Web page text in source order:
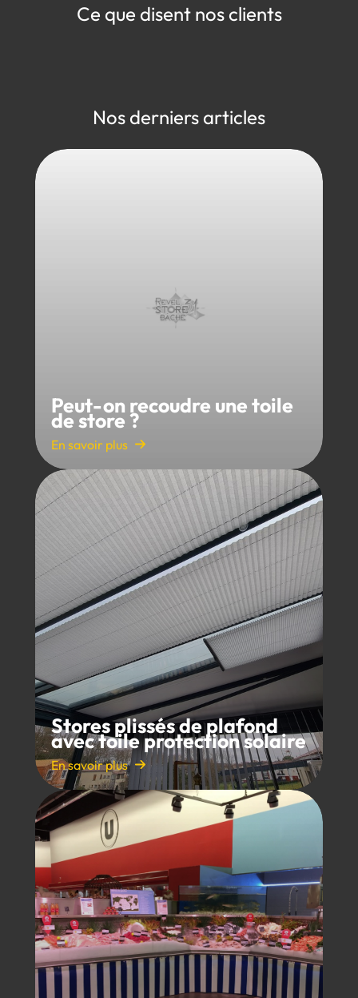
Ce que disent nos clients
Nos derniers articles
Peut-on recoudre une toile
de store ?
En savoir plus
Stores plissés de plafond
avec toile protection solaire
En savoir plus